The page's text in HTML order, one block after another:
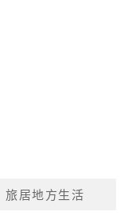
旅居地方生活